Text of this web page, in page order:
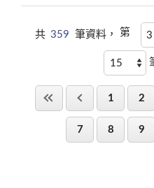
共 359 筆資料， 第
1 2
7 8 9